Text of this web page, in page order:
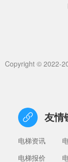
Copyright © 2022-
友情
电梯资讯
电梯报价